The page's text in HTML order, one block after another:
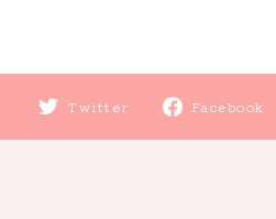
Twitter Facebook